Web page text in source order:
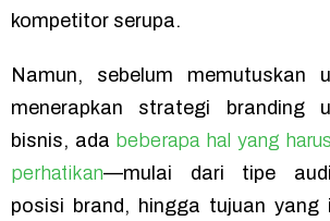
kompetitor serupa.
Namun, sebelum memutuskan
menerapkan strategi
branding
bisnis, ada beberapa hal yang
perhatikan—mulai dari tipe
posisi brand , hingga tujuan yang